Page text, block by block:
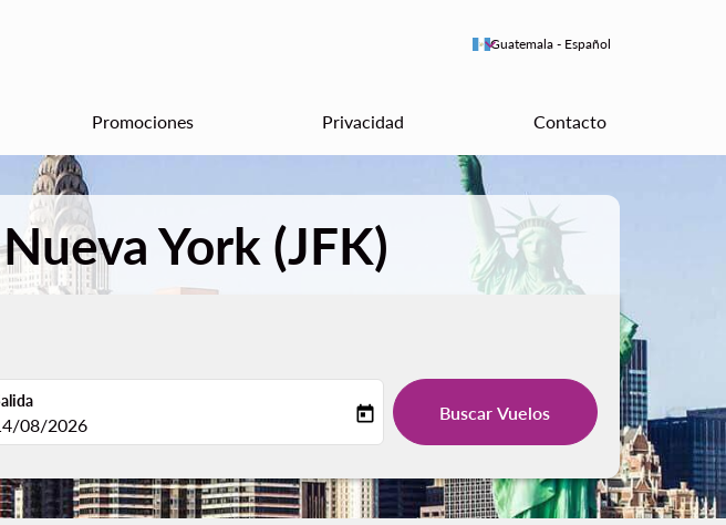
Guatemala - Español
keyboard_arrow_down
Promociones Privacidad Contacto
York (JFK)
booking-departure-date-aria-label
08/2026 today Buscar Vuelos